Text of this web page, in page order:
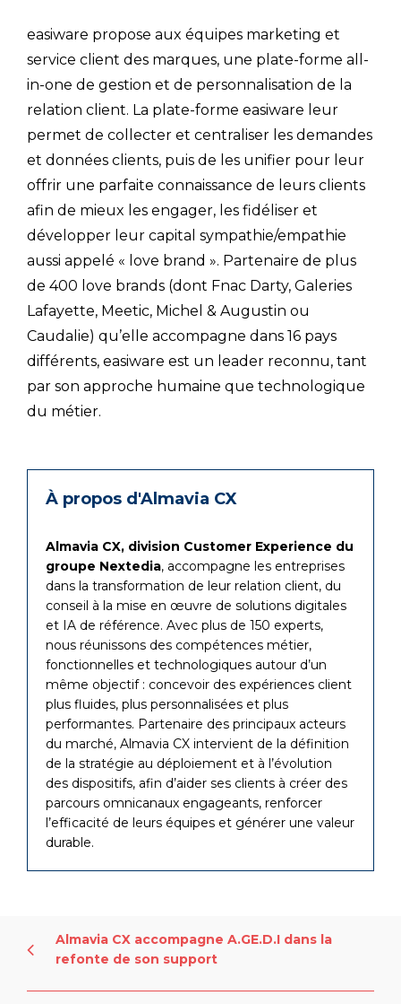
easiware propose aux équipes marketing et
service client des marques, une plate-forme all-
in-one de gestion et de personnalisation de la
relation client. La plate-forme easiware leur
permet de collecter et centraliser les demandes
et données clients, puis de les unifier pour leur
offrir une parfaite connaissance de leurs clients
afin de mieux les engager, les fidéliser et
développer leur capital sympathie/empathie
aussi appelé « love brand ». Partenaire de plus
de 400 love brands (dont Fnac Darty, Galeries
Lafayette, Meetic, Michel & Augustin ou
Caudalie) qu’elle accompagne dans 16 pays
différents, easiware est un leader reconnu, tant
par son approche humaine que technologique
du métier.
À propos d'Almavia CX
Almavia CX, division Customer Experience du
groupe Nextedia, accompagne les entreprises
dans la transformation de leur relation client, du
conseil à la mise en œuvre de solutions digitales
et IA de référence. Avec plus de 150 experts,
nous réunissons des compétences métier,
fonctionnelles et technologiques autour d’un
même objectif : concevoir des expériences client
plus fluides, plus personnalisées et plus
performantes. Partenaire des principaux acteurs
du marché, Almavia CX intervient de la définition
de la stratégie au déploiement et à l’évolution
des dispositifs, afin d’aider ses clients à créer des
parcours omnicanaux engageants, renforcer
l’efficacité de leurs équipes et générer une valeur
durable.
Almavia CX accompagne A.GE.D.I dans la
refonte de son support